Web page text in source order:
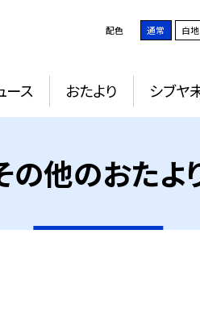
配色 通常 白地
ース おたより シブ
の他のおたよ